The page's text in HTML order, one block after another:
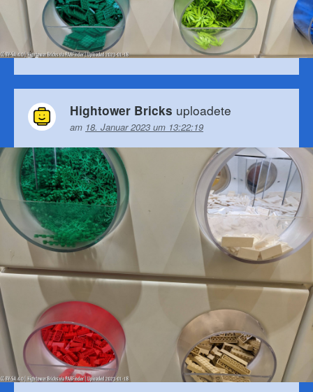
Hightower Bricks uploadete
am 18. Januar 2023 um 13:22:19